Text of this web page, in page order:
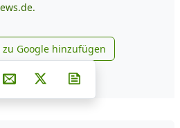
news.de zu Google
zu Google hinzufügen
auf Facebook
Teilen auf Whatsapp
Teilen auf Telegram
auf Pinterest
Per E-Mail teilen
Post auf X